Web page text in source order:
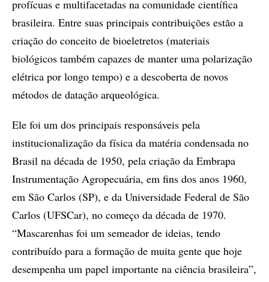
profícuas e multifacetadas na comunidade científica
brasileira. Entre suas principais contribuições estão a
criação do conceito de bioeletretos (materiais
biológicos também capazes de manter uma polarização
elétrica por longo tempo) e a descoberta de novos
métodos de datação arqueológica.
Ele foi um dos principais responsáveis pela
institucionalização da física da matéria condensada no
Brasil na década de 1950, pela criação da Embrapa
Instrumentação Agropecuária, em fins dos anos 1960,
em São Carlos (SP), e da Universidade Federal de São
Carlos (UFSCar), no começo da década de 1970.
“Mascarenhas foi um semeador de ideias, tendo
contribuído para a formação de muita gente que hoje
desempenha um papel importante na ciência brasileira”,